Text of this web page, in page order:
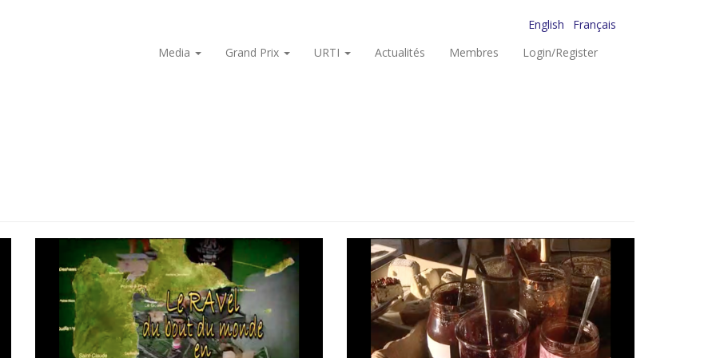
English
Français
Media
Grand Prix URTI Actualités Membres Login/Register